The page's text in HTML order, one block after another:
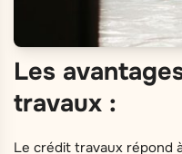
Les
travaux :
Le crédit travaux répond